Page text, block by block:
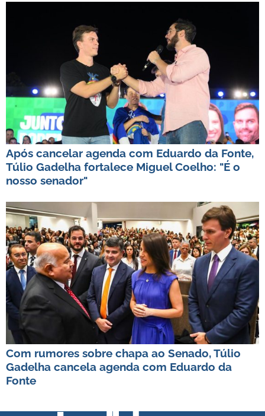
Após cancelar agenda com Eduardo da Fonte,
Túlio Gadelha fortalece Miguel Coelho: "É o
nosso senador"
Com rumores sobre chapa ao Senado, Túlio
Gadelha cancela agenda com Eduardo da
Fonte